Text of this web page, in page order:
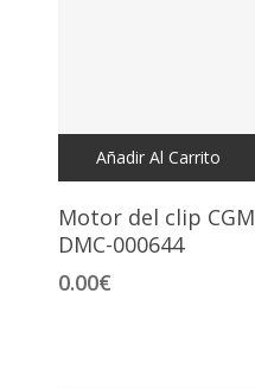
Añadir Al Carrito
Motor del clip CGM
DMC-000644
0.00€